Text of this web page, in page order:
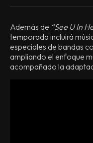
Además de “See U In
temporada incluirá
especiales de bandas
ampliando el enfoque
acompañado la